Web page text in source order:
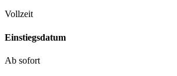
Vollzeit
Einstiegsdatum
Ab sofort